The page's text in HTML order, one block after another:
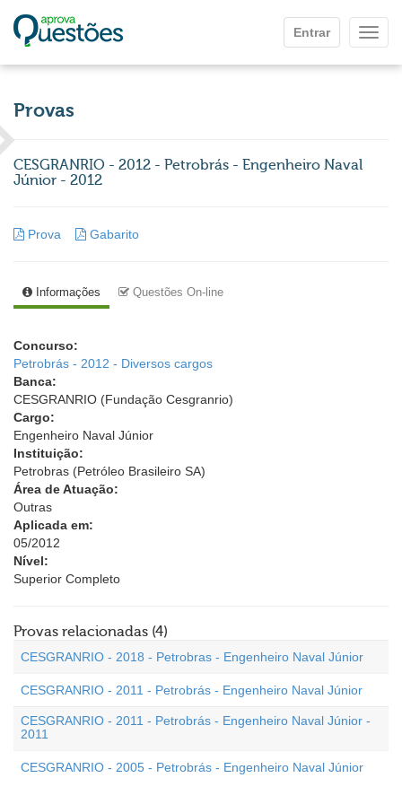
Entrar
Provas
CESGRANRIO - 2012 - Petrobrás - Engenheiro Naval
Júnior - 2012
Prova Gabarito
Informações Questões On-line
Concurso:
Petrobrás - 2012 - Diversos cargos
Banca:
CESGRANRIO (Fundação Cesgranrio)
Cargo:
Engenheiro Naval Júnior
Instituição:
Petrobras (Petróleo Brasileiro SA)
Área de Atuação:
Outras
Aplicada em:
05/2012
Nível:
Superior Completo
Provas relacionadas (4)
CESGRANRIO - 2018 - Petrobras - Engenheiro Naval Júnior
CESGRANRIO - 2011 - Petrobrás - Engenheiro Naval Júnior
CESGRANRIO - 2011 - Petrobrás - Engenheiro Naval Júnior -
2011
CESGRANRIO - 2005 - Petrobrás - Engenheiro Naval Júnior